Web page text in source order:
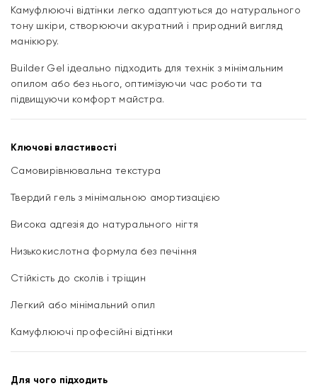
Камуфлюючі відтінки легко адаптуються до натурального
тону шкіри, створюючи акуратний і природний вигляд
манікюру.
Builder Gel ідеально підходить для технік з мінімальним
опилом або без нього, оптимізуючи час роботи та
підвищуючи комфорт майстра.
Ключові властивості
Самовирівнювальна текстура
Твердий гель з мінімальною амортизацією
Висока адгезія до натурального нігтя
Низькокислотна формула без печіння
Стійкість до сколів і тріщин
Легкий або мінімальний опил
Камуфлюючі професійні відтінки
Для чого підходить